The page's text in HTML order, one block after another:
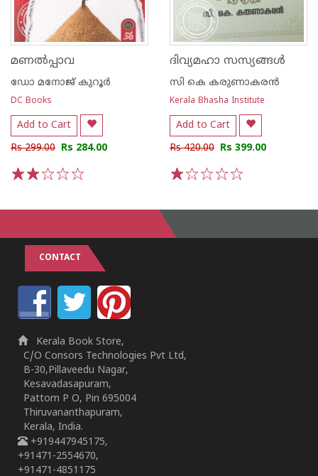
മണൽപ്പാവ
ഡോ മനോജ് കുറൂര്‍
DC Books
Add to Cart
Rs 299.00 Rs 284.00
ദിവ്യമഹാ സസ്യങ്ങൾ
സി കെ കരുണാകരന്‍
Kerala Bhasha Institute
Add to Cart
Rs 420.00 Rs 399.00
CONTACT
Kerala Book Store,
C/O Consors Technologies Pvt Ltd,
B-30,Pillaveedu Nagar,
Kesavadasapuram,
Pattom P O, Pin 695004
Thiruvananthapuram,
Kerala, India.
+919447945175,
+91471-2554670,
+91471-4851175